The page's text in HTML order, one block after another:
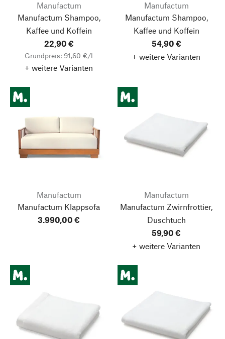
Manufactum
Manufactum Shampoo,
Kaffee und Koffein
22,90 €
Grundpreis: 91,60 €/l
+ weitere Varianten
Manufactum
Manufactum Shampoo,
Kaffee und Koffein
54,90 €
+ weitere Varianten
Manufactum
Manufactum Klappsofa
3.990,00 €
Manufactum
Manufactum Zwirnfrottier,
Duschtuch
59,90 €
+ weitere Varianten